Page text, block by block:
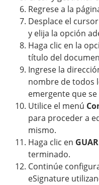
Regrese a la
Desplace el
y elija la opción
Haga clic en la
título del
Ingrese la
nombre de todos
emergente que se
Utilice el menú
para proceder a
mismo.
Haga clic en
terminado.
Continúe
eSignature